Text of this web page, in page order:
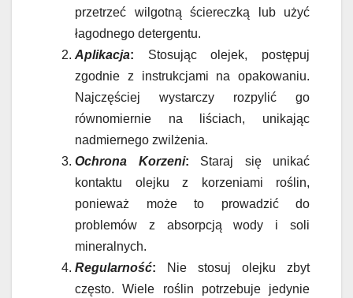
przetrzeć wilgotną ściereczką lub użyć
łagodnego detergentu.
Aplikacja: Stosując olejek, postępuj
zgodnie z instrukcjami na opakowaniu.
Najczęściej wystarczy rozpylić go
równomiernie na liściach, unikając
nadmiernego zwilżenia.
Ochrona Korzeni: Staraj się unikać
kontaktu olejku z korzeniami roślin,
ponieważ może to prowadzić do
problemów z absorpcją wody i soli
mineralnych.
Regularność: Nie stosuj olejku zbyt
często. Wiele roślin potrzebuje jedynie